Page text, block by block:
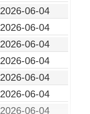
2026-06-04
2026-06-04
2026-06-04
2026-06-04
2026-06-04
2026-06-04
2026-06-04